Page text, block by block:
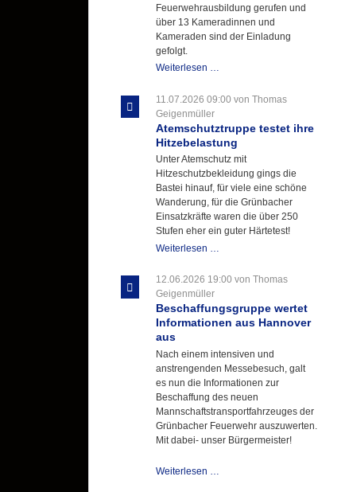
Feuerwehrausbildung gerufen und
über 13 Kameradinnen und
Kameraden sind der Einladung
gefolgt.
Weiterlesen …
für
Kirmes
mit
zukunftsweisender
Einlage
11.07.2026 09:00 von Thomas
Geigenmüller
Atemschutztruppe testet ihre
Hitzebelastung
Unter Atemschutz mit
Hitzeschutzbekleidung gings die
Bastei hinauf, für viele eine schöne
Wanderung, für die Grünbacher
Einsatzkräfte waren die über 250
Stufen eher ein guter Härtetest!
Weiterlesen …
ihre
12.06.2026 19:00 von Thomas
Geigenmüller
Beschaffungsgruppe wertet
Informationen aus Hannover
aus
Nach einem intensiven und
anstrengenden Messebesuch, galt
es nun die Informationen zur
Beschaffung des neuen
Mannschaftstransportfahrzeuges der
Grünbacher Feuerwehr auszuwerten.
Mit dabei- unser Bürgermeister!
Weiterlesen …